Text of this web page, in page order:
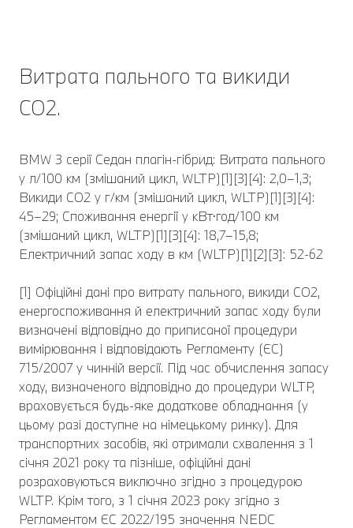
Витрата пального та викиди
CO2.
BMW 3 серії Седан плагін-гібрид: Витрата пального
у л/100 км (змішаний цикл, WLTP)[1][3][4]: 2,0–1,3;
Викиди CO2 у г/км (змішаний цикл, WLTP)[1][3][4]:
45–29; Споживання енергії у кВт⋅год/100 км
(змішаний цикл, WLTP)[1][3][4]: 18,7–15,8;
Електричний запас ходу в км (WLTP)[1][2][3]: 52-62
[1] Офіційні дані про витрату пального, викиди CO2,
енергоспоживання й електричний запас ходу були
визначені відповідно до приписаної процедури
вимірювання і відповідають Регламенту (ЄС)
715/2007 у чинній версії. Під час обчислення запасу
ходу, визначеного відповідно до процедури WLTP,
враховується будь-яке додаткове обладнання (у
цьому разі доступне на німецькому ринку). Для
транспортних засобів, які отримали схвалення з 1
січня 2021 року та пізніше, офіційні дані
розраховуються виключно згідно з процедурою
WLTP. Крім того, з 1 січня 2023 року згідно з
Регламентом ЄС 2022/195 значення NEDC